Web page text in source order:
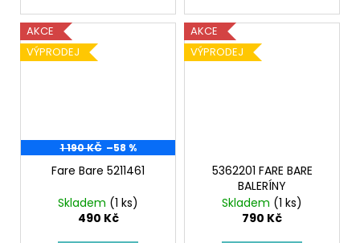
AKCE
VÝPRODEJ
1 190 KČ –58 %
Fare Bare 5211461
Skladem (1 ks)
490 Kč
AKCE
VÝPRODEJ
5362201 FARE BARE
BALERÍNY
Skladem (1 ks)
790 Kč